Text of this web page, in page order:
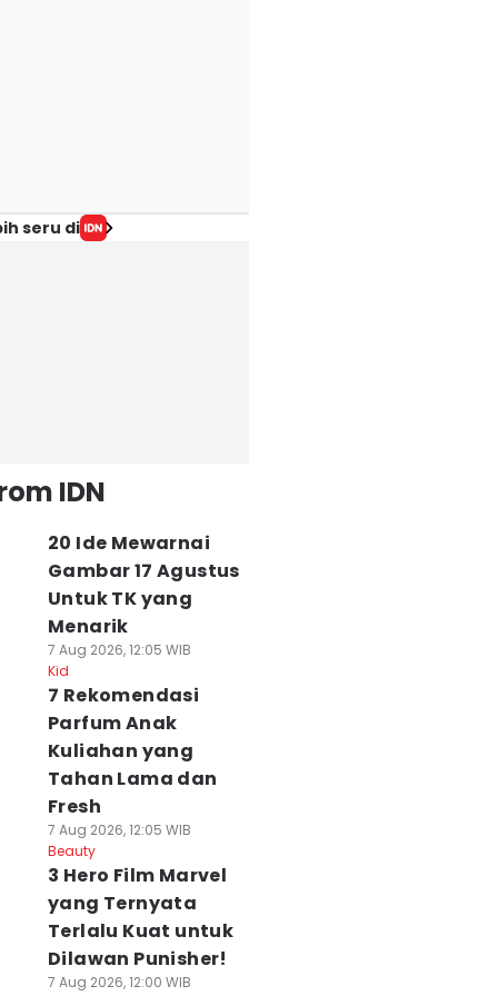
seru di
IDN
20 Ide Mewarnai
Gambar 17 Agustus
Untuk TK yang
Menarik
7 Aug 2026, 12:05 WIB
Kid
7 Rekomendasi
Parfum Anak
Kuliahan yang
Tahan Lama dan
Fresh
7 Aug 2026, 12:05 WIB
Beauty
3 Hero Film Marvel
yang Ternyata
Terlalu Kuat untuk
Dilawan Punisher!
7 Aug 2026, 12:00 WIB